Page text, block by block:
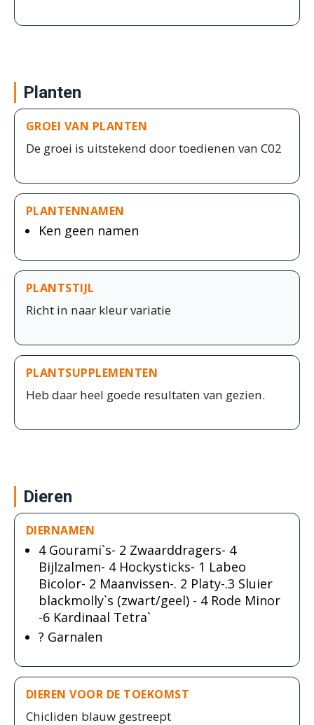
Planten
GROEI VAN PLANTEN
De groei is uitstekend door toedienen van C02
PLANTENNAMEN
Ken geen namen
PLANTSTIJL
Richt in naar kleur variatie
PLANTSUPPLEMENTEN
Heb daar heel goede resultaten van gezien.
Dieren
DIERNAMEN
4 Gourami`s- 2 Zwaarddragers- 4
Bijlzalmen- 4 Hockysticks- 1 Labeo
Bicolor- 2 Maanvissen-. 2 Platy-.3 Sluier
blackmolly`s (zwart/geel) - 4 Rode Minor
-6 Kardinaal Tetra`
? Garnalen
DIEREN VOOR DE TOEKOMST
Chicliden blauw gestreept